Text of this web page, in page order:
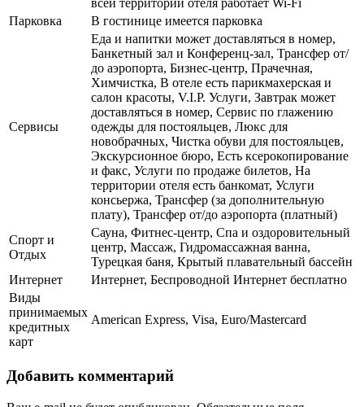
всей территории отеля работает Wi-Fi
Парковка
В гостинице имеется парковка
Сервисы
Еда и напитки может доставляться в номер,
Банкетный зал и Конференц-зал, Трансфер от/
до аэропорта, Бизнес-центр, Прачечная,
Химчистка, В отеле есть парикмахерская и
салон красоты, V.I.P. Услуги, Завтрак может
доставляться в номер, Сервис по глажению
одежды для постояльцев, Люкс для
новобрачных, Чистка обуви для постояльцев,
Экскурсионное бюро, Есть ксерокопирование
и факс, Услуги по продаже билетов, На
территории отеля есть банкомат, Услуги
консьержа, Трансфер (за дополнительную
плату), Трансфер от/до аэропорта (платный)
Спорт и
Отдых
Сауна, Фитнес-центр, Спа и оздоровительный
центр, Массаж, Гидромассажная ванна,
Турецкая баня, Крытый плавательный бассейн
Интернет
Интернет, Беспроводной Интернет бесплатно
Виды
принимаемых
кредитных
карт
American Express, Visa, Euro/Mastercard
Добавить комментарий